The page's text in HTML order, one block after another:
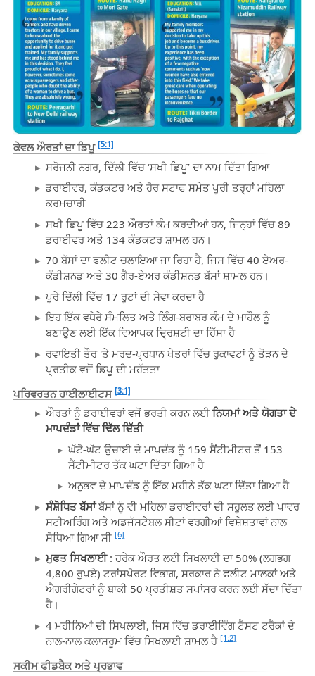
ਕੇਵਲ ਔਰਤਾਂ ਦਾ ਡਿਪੂ [5:1]
ਸਰੋਜਨੀ ਨਗਰ, ਦਿੱਲੀ ਵਿੱਚ ‘ਸਖੀ ਡਿਪੂ’ ਦਾ ਨਾਮ ਦਿੱਤਾ ਗਿਆ
ਡਰਾਈਵਰ, ਕੰਡਕਟਰ ਅਤੇ ਹੋਰ ਸਟਾਫ ਸਮੇਤ ਪੂਰੀ ਤਰ੍ਹਾਂ ਮਹਿਲਾ
ਕਰਮਚਾਰੀ
ਸਖੀ ਡਿਪੂ ਵਿੱਚ 223 ਔਰਤਾਂ ਕੰਮ ਕਰਦੀਆਂ ਹਨ, ਜਿਨ੍ਹਾਂ ਵਿੱਚ 89
ਡਰਾਈਵਰ ਅਤੇ 134 ਕੰਡਕਟਰ ਸ਼ਾਮਲ ਹਨ।
70 ਬੱਸਾਂ ਦਾ ਫਲੀਟ ਚਲਾਇਆ ਜਾ ਰਿਹਾ ਹੈ, ਜਿਸ ਵਿੱਚ 40 ਏਅਰ-
ਕੰਡੀਸ਼ਨਡ ਅਤੇ 30 ਗੈਰ-ਏਅਰ ਕੰਡੀਸ਼ਨਡ ਬੱਸਾਂ ਸ਼ਾਮਲ ਹਨ।
ਪੂਰੇ ਦਿੱਲੀ ਵਿੱਚ 17 ਰੂਟਾਂ ਦੀ ਸੇਵਾ ਕਰਦਾ ਹੈ
ਇਹ ਇੱਕ ਵਧੇਰੇ ਸੰਮਲਿਤ ਅਤੇ ਲਿੰਗ-ਬਰਾਬਰ ਕੰਮ ਦੇ ਮਾਹੌਲ ਨੂੰ
ਬਣਾਉਣ ਲਈ ਇੱਕ ਵਿਆਪਕ ਦ੍ਰਿਸ਼ਟੀ ਦਾ ਹਿੱਸਾ ਹੈ
ਰਵਾਇਤੀ ਤੌਰ 'ਤੇ ਮਰਦ-ਪ੍ਰਧਾਨ ਖੇਤਰਾਂ ਵਿੱਚ ਰੁਕਾਵਟਾਂ ਨੂੰ ਤੋੜਨ ਦੇ
ਪ੍ਰਤੀਕ ਵਜੋਂ ਡਿਪੂ ਦੀ ਮਹੱਤਤਾ
ਪਰਿਵਰਤਨ ਹਾਈਲਾਈਟਸ [3:1]
ਔਰਤਾਂ ਨੂੰ ਡਰਾਈਵਰਾਂ ਵਜੋਂ ਭਰਤੀ ਕਰਨ ਲਈਨਿਯਮਾਂ ਅਤੇ ਯੋਗਤਾ ਦੇ
ਮਾਪਦੰਡਾਂ ਵਿੱਚ ਢਿੱਲ ਦਿੱਤੀ
ਘੱਟੋ-ਘੱਟ ਉਚਾਈ ਦੇ ਮਾਪਦੰਡ ਨੂੰ 159 ਸੈਂਟੀਮੀਟਰ ਤੋਂ 153
ਸੈਂਟੀਮੀਟਰ ਤੱਕ ਘਟਾ ਦਿੱਤਾ ਗਿਆ ਹੈ
ਅਨੁਭਵ ਦੇ ਮਾਪਦੰਡ ਨੂੰ ਇੱਕ ਮਹੀਨੇ ਤੱਕ ਘਟਾ ਦਿੱਤਾ ਗਿਆ ਹੈ
ਸੰਸ਼ੋਧਿਤ ਬੱਸਾਂਬੱਸਾਂ ਨੂੰ ਵੀ ਮਹਿਲਾ ਡਰਾਈਵਰਾਂ ਦੀ ਸਹੂਲਤ ਲਈ ਪਾਵਰ
ਸਟੀਅਰਿੰਗ ਅਤੇ ਅਡਜੱਸਟੇਬਲ ਸੀਟਾਂ ਵਰਗੀਆਂ ਵਿਸ਼ੇਸ਼ਤਾਵਾਂ ਨਾਲ
ਸੋਧਿਆ ਗਿਆ ਸੀ [6]
ਮੁਫਤ ਸਿਖਲਾਈ: ਹਰੇਕ ਔਰਤ ਲਈ ਸਿਖਲਾਈ ਦਾ 50% (ਲਗਭਗ
4,800 ਰੁਪਏ) ਟਰਾਂਸਪੋਰਟ ਵਿਭਾਗ, ਸਰਕਾਰ ਨੇ ਫਲੀਟ ਮਾਲਕਾਂ ਅਤੇ
ਐਗਰੀਗੇਟਰਾਂ ਨੂੰ ਬਾਕੀ 50 ਪ੍ਰਤੀਸ਼ਤ ਸਪਾਂਸਰ ਕਰਨ ਲਈ ਸੱਦਾ ਦਿੱਤਾ
ਹੈ।
4 ਮਹੀਨਿਆਂ ਦੀ ਸਿਖਲਾਈ, ਜਿਸ ਵਿੱਚ ਡਰਾਈਵਿੰਗ ਟੈਸਟ ਟਰੈਕਾਂ ਦੇ
ਨਾਲ-ਨਾਲ ਕਲਾਸਰੂਮ ਵਿੱਚ ਸਿਖਲਾਈ ਸ਼ਾਮਲ ਹੈ [1:2]
ਸਕੀਮ ਫੀਡਬੈਕ ਅਤੇ ਪ੍ਰਭਾਵ